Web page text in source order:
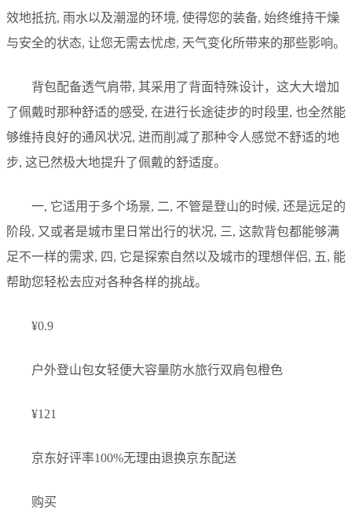
效地抵抗, 雨水以及潮湿的环境, 使得您的装备, 始终维持干燥
与安全的状态, 让您无需去忧虑, 天气变化所带来的那些影响。
背包配备透气肩带, 其采用了背面特殊设计，这大大增加
了佩戴时那种舒适的感受, 在进行长途徒步的时段里, 也全然能
够维持良好的通风状况, 进而削减了那种令人感觉不舒适的地
步, 这已然极大地提升了佩戴的舒适度。
一, 它适用于多个场景, 二, 不管是登山的时候, 还是远足的
阶段, 又或者是城市里日常出行的状况, 三, 这款背包都能够满
足不一样的需求, 四, 它是探索自然以及城市的理想伴侣, 五, 能
帮助您轻松去应对各种各样的挑战。
¥0.9
户外登山包女轻便大容量防水旅行双肩包橙色
¥121
京东好评率100%无理由退换京东配送
购买